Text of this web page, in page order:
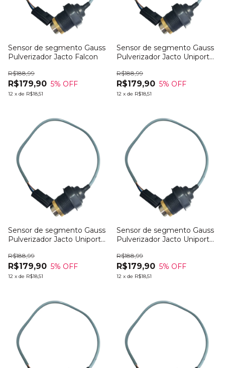
Sensor de segmento Gauss
Pulverizador Jacto Falcon
R$179,90
R$188,99
5% OFF
12 x de R$18,51
Sensor de segmento Gauss
Pulverizador Jacto Uniport
R$179,90
R$188,99
5% OFF
12 x de R$18,51
Sensor de segmento Gauss
Pulverizador Jacto Uniport
R$179,90
R$188,99
5% OFF
12 x de R$18,51
Sensor de segmento Gauss
Pulverizador Jacto Uniport
R$179,90
R$188,99
5% OFF
12 x de R$18,51